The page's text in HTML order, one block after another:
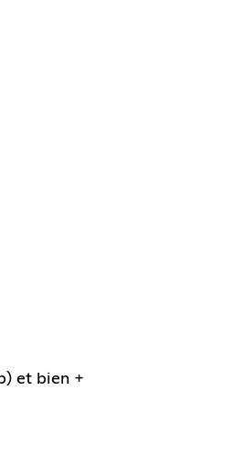
et bien +